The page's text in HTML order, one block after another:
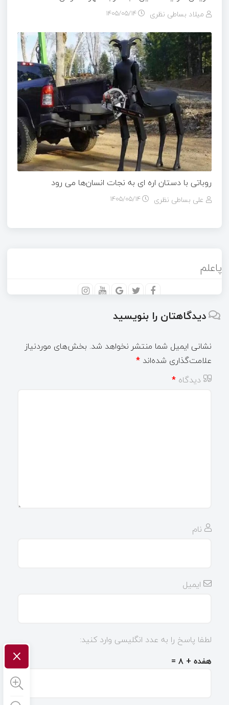
میلاد بساطی نظری ۱۴۰۵/۰۵/۱۴
روباتی با دستان اره ای به نجات انسان‌ها می رود
علی بساطی نظری ۱۴۰۵/۰۵/۱۴
پاعلم
دیدگاهتان را بنویسید
نشانی ایمیل شما منتشر نخواهد شد. بخش‌های موردنیاز
علامت‌گذاری شده‌اند *
دیدگاه *
نام
ایمیل
لطفا پاسخ را به عدد انگلیسی وارد کنید:
هفده + ۸ =
×